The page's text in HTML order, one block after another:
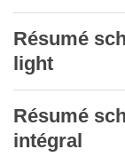
Résumé
light
Résumé
intégral